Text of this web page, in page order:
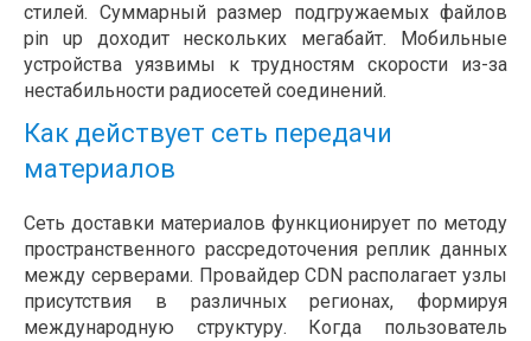
стилей. Суммарный размер подгружаемых файлов
pin up доходит нескольких мегабайт. Мобильные
устройства уязвимы к трудностям скорости из-за
нестабильности радиосетей соединений.
Как действует сеть передачи
материалов
Сеть доставки материалов функционирует по методу
пространственного рассредоточения реплик данных
между серверами. Провайдер CDN располагает узлы
присутствия в различных регионах, формируя
международную структуру. Когда пользователь